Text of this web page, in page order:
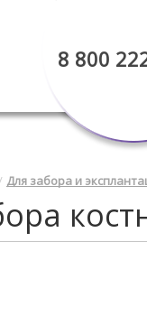
8 800
Для забора и